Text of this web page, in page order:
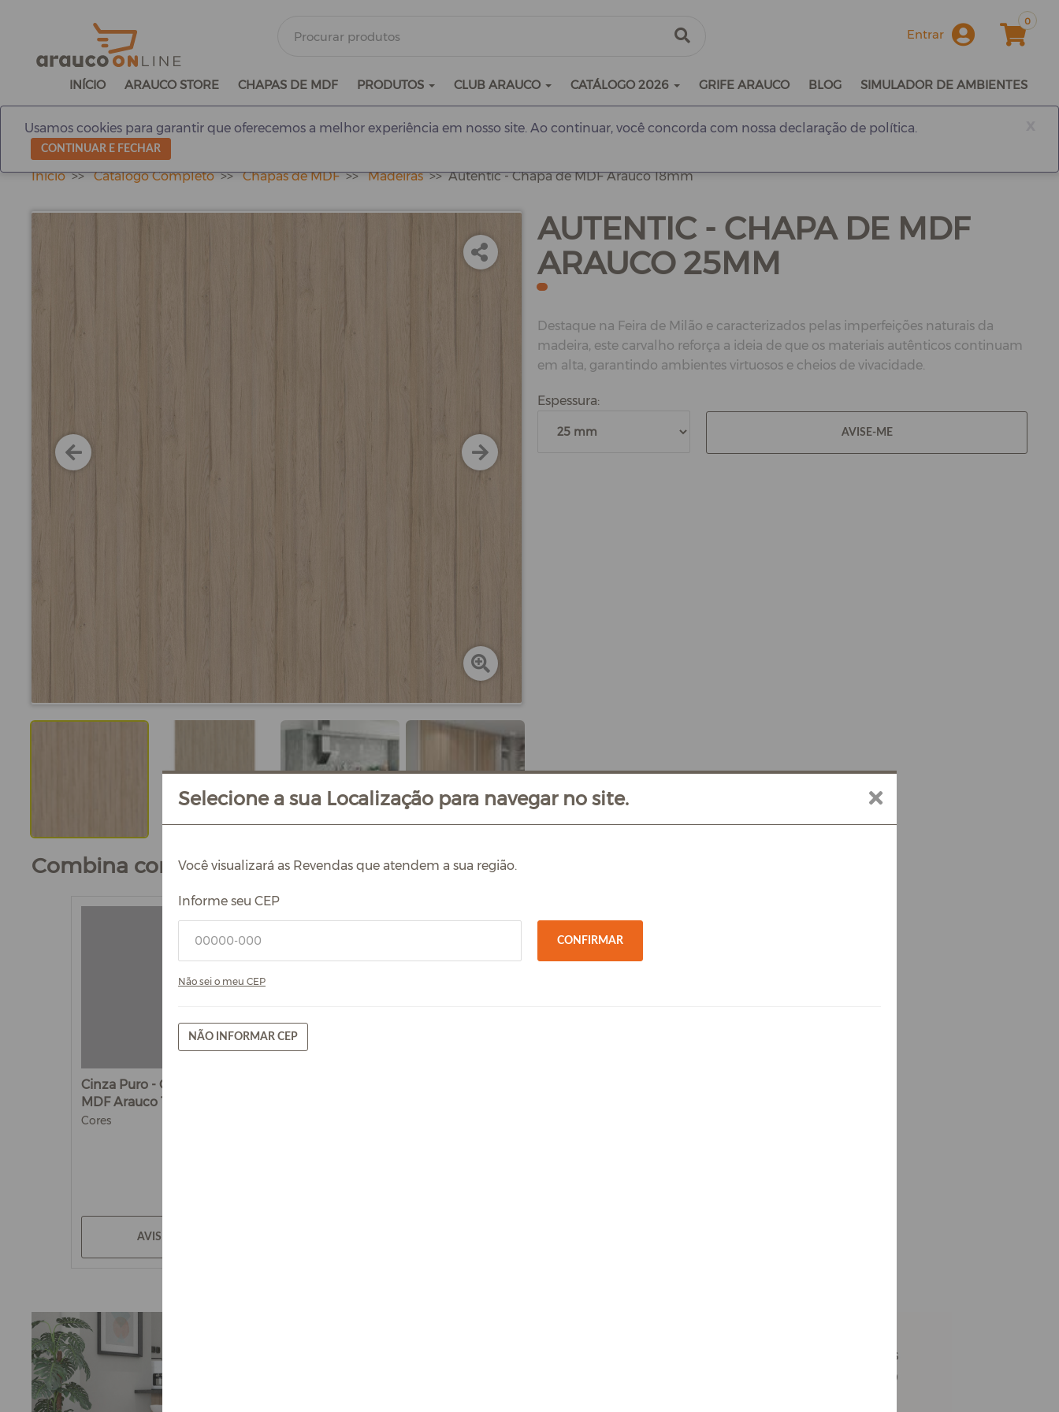
Entrar
0
INÍCIO ARAUCO STORE CHAPAS DE MDF PRODUTOS CLUB ARAUCO CATÁLOGO 2026 GRIFE ARAUCO BLOG SIMULADOR DE AMBIENTES
Usamos cookies para garantir que oferecemos a melhor experiência em nosso site. Ao continuar, você concorda com nossa declaração de política.
CONTINUAR E FECHAR
Início Catálogo Completo Chapas de MDF Madeiras Autentic - Chapa de MDF Arauco 18mm
AUTENTIC - CHAPA DE MDF
ARAUCO 25MM
Destaque na Feira de Milão e caracterizados pelas imperfeições naturais da
madeira, este carvalho reforça a ideia de que os materiais autênticos continuam
em alta, garantindo ambientes virtuosos e cheios de vivacidade.
Espessura:
AVISE-ME
Combina com
Cinza Puro - Chapa de
MDF Arauco 15mm
Cores
AVISE-ME
Você visualizará as Revendas que atendem a sua região.
Informe seu CEP
CONFIRMAR
Não sei o meu CEP
NÃO INFORMAR CEP
Selecione a sua Localização para navegar no site.